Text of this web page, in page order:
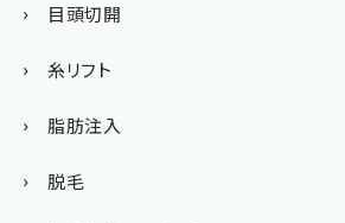
目頭切開
糸リフト
脂肪注入
脱毛